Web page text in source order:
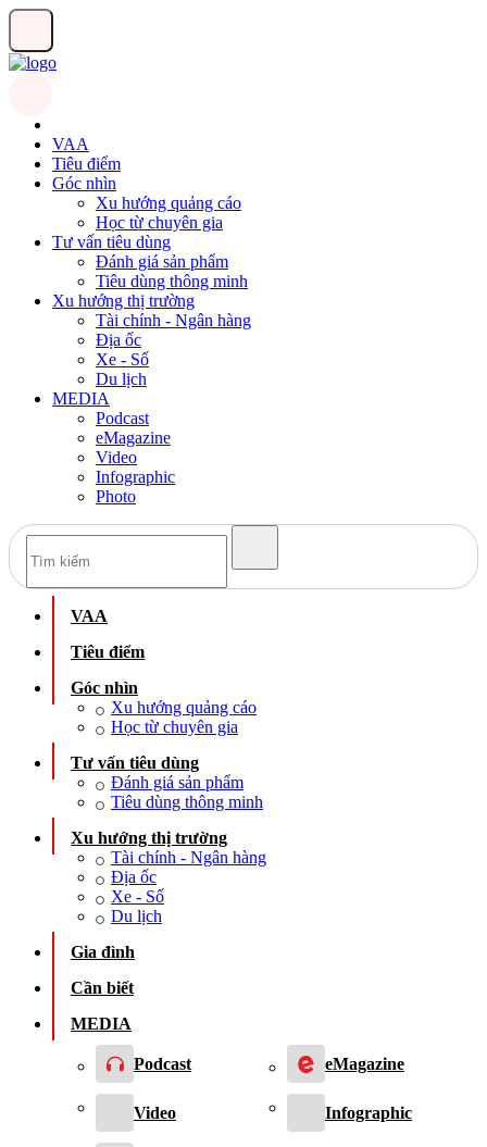
VAA
Tiêu điểm
Góc nhìn
Xu hướng quảng cáo
Học từ chuyên gia
Tư vấn tiêu dùng
Đánh giá sản phẩm
Tiêu dùng thông minh
Xu hướng thị trường
Tài chính - Ngân hàng
Địa ốc
Xe - Số
Du lịch
MEDIA
Podcast
eMagazine
Video
Infographic
Photo
VAA
Tiêu điểm
Góc nhìn
Xu hướng quảng cáo
Học từ chuyên gia
Tư vấn tiêu dùng
Đánh giá sản phẩm
Tiêu dùng thông minh
Xu hướng thị trường
Tài chính - Ngân hàng
Địa ốc
Xe - Số
Du lịch
Gia đình
Cần biết
MEDIA
Podcast eMagazine
Video Infographic